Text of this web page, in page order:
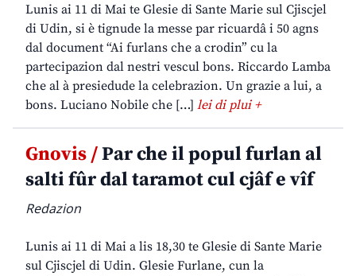
Lunis ai 11 di Mai te Glesie di Sante Marie sul Cjiscjel
di Udin, si è tignude la messe par ricuardâ i 50 agns
dal document “Ai furlans che a crodin” cu la
partecipazion dal nestri vescul bons. Riccardo Lamba
che al à presiedude la celebrazion. Un grazie a lui, a
bons. Luciano Nobile che […] lei di plui +
Gnovis /Par che il popul furlan al
salti fûr dal taramot cul cjâf e vîf
Redazion
Lunis ai 11 di Mai a lis 18,30 te Glesie di Sante Marie
sul Cjiscjel di Udin. Glesie Furlane, cun la